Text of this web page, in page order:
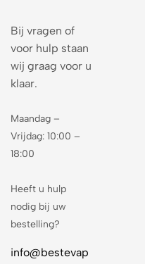
Bij vragen of
voor hulp staan
wij graag voor u
klaar.
Maandag –
Vrijdag: 10:00 –
18:00
Heeft u hulp
nodig bij uw
bestelling?
info@bestevap